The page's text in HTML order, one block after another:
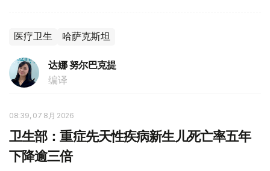
医疗卫生 哈萨克斯坦
达娜 努尔巴克提
编译
08:39, 07 8月 2026
卫生部：重症先天性疾病新生儿死亡率五年
下降逾三倍